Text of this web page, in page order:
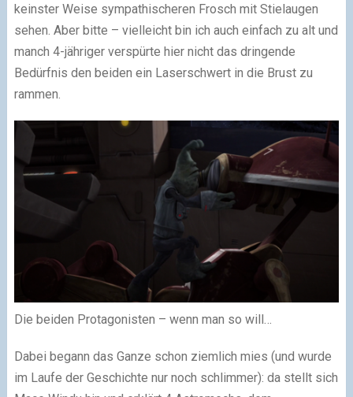
keinster Weise sympathischeren Frosch mit Stielaugen
sehen. Aber bitte – vielleicht bin ich auch einfach zu alt und
manch 4-jähriger verspürte hier nicht das dringende
Bedürfnis den beiden ein Laserschwert in die Brust zu
rammen.
Die beiden Protagonisten – wenn man so will…
Dabei begann das Ganze schon ziemlich mies (und wurde
im Laufe der Geschichte nur noch schlimmer): da stellt sich